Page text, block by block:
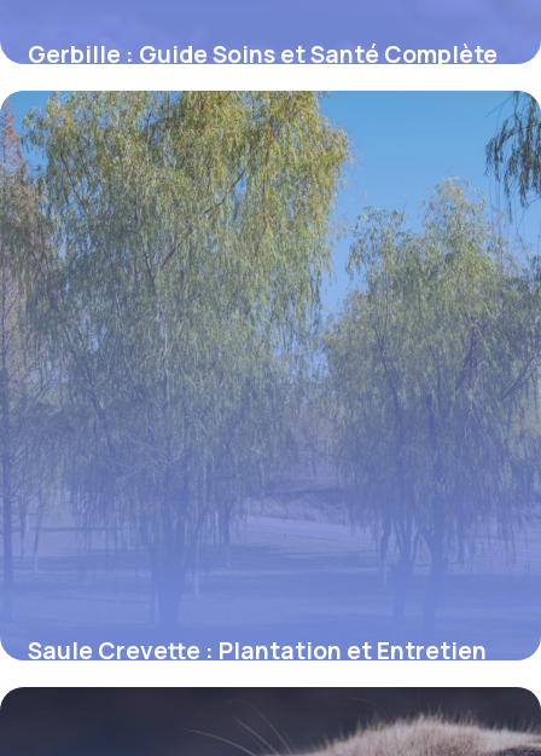
Gerbille : Guide Soins et Santé Complète
15 juin 2026
Saule Crevette : Plantation et Entretien
Guide